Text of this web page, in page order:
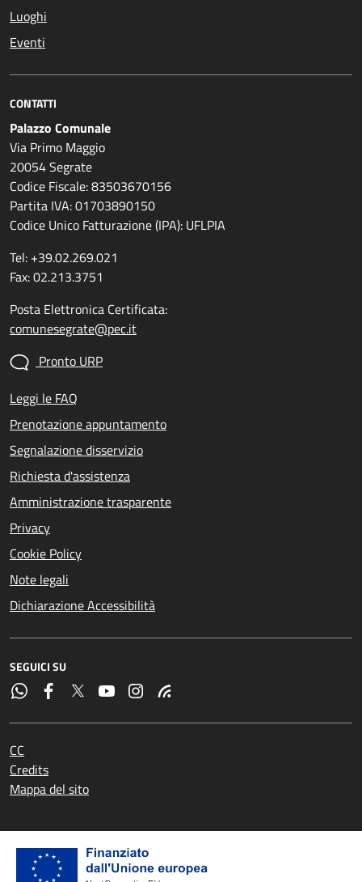
Luoghi
Eventi
CONTATTI
Palazzo Comunale
Via Primo Maggio
20054 Segrate
Codice Fiscale: 83503670156
Partita IVA: 01703890150
Codice Unico Fatturazione (IPA): UFLPIA
Tel: +39.02.269.021
Fax: 02.213.3751
Posta Elettronica Certificata:
comunesegrate@pec.it
Pronto URP
Leggi le FAQ
Prenotazione appuntamento
Segnalazione disservizio
Richiesta d'assistenza
Amministrazione trasparente
Privacy
Cookie Policy
Note legali
Dichiarazione Accessibilità
SEGUICI SU
CC
Credits
Mappa del sito